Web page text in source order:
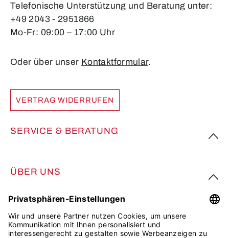
Telefonische Unterstützung und Beratung unter:
+49 2043 - 2951866
Mo-Fr: 09:00 – 17:00 Uhr
Oder über unser Kontaktformular.
VERTRAG WIDERRUFEN
SERVICE & BERATUNG
ÜBER UNS
FOLGE UNS